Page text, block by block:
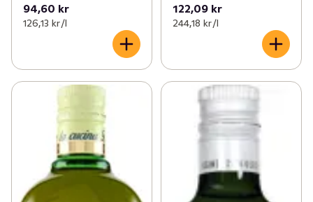
94,60 kr
126,13 kr /l
122,09 kr
244,18 kr /l